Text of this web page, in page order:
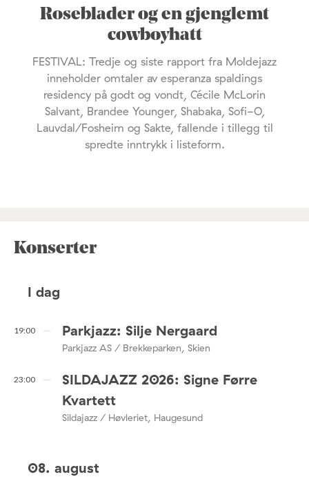
Roseblader og en gjenglemt
cowboyhatt
FESTIVAL: Tredje og siste rapport fra Moldejazz
inneholder omtaler av esperanza spaldings
residency på godt og vondt, Cécile McLorin
Salvant, Brandee Younger, Shabaka, Sofi-O,
Lauvdal/Fosheim og Sakte, fallende i tillegg til
spredte inntrykk i listeform.
Konserter
I dag
19:00 Parkjazz: Silje Nergaard
Parkjazz AS / Brekkeparken, Skien
23:00
SILDAJAZZ 2026: Signe Førre
Kvartett
Sildajazz / Høvleriet, Haugesund
08. august